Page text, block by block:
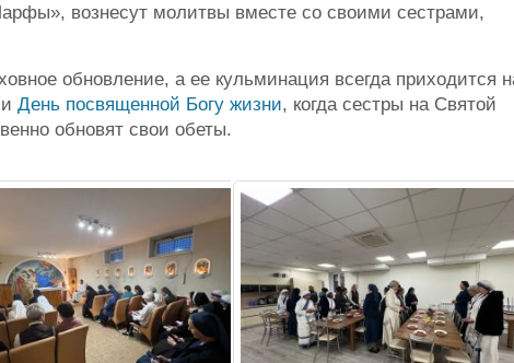
вознесут молитвы вместе со своими сестрами,
обновление, а ее кульминация всегда приходится
День посвященной Богу жизни, когда сестры на Святой
обновят свои обеты.